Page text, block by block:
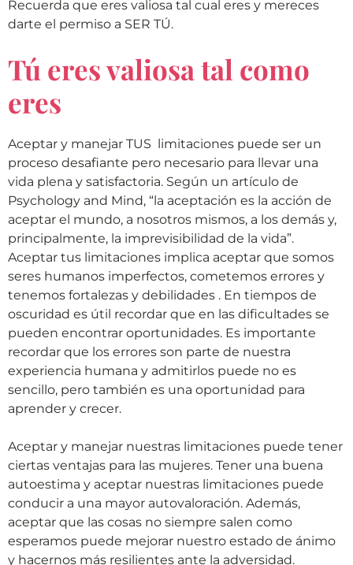
Recuerda que eres valiosa tal cual eres y mereces
darte el permiso a SER TÚ.
Tú eres valiosa tal como
eres
Aceptar y manejar TUS limitaciones puede ser un
proceso desafiante pero necesario para llevar una
vida plena y satisfactoria. Según un artículo de
Psychology and Mind, “la aceptación es la acción de
aceptar el mundo, a nosotros mismos, a los demás y,
principalmente, la imprevisibilidad de la vida”.
Aceptar tus limitaciones implica aceptar que somos
seres humanos imperfectos, cometemos errores y
tenemos fortalezas y debilidades . En tiempos de
oscuridad es útil recordar que en las dificultades se
pueden encontrar oportunidades. Es importante
recordar que los errores son parte de nuestra
experiencia humana y admitirlos puede no es
sencillo, pero también es una oportunidad para
aprender y crecer.
Aceptar y manejar nuestras limitaciones puede tener
ciertas ventajas para las mujeres. Tener una buena
autoestima y aceptar nuestras limitaciones puede
conducir a una mayor autovaloración. Además,
aceptar que las cosas no siempre salen como
esperamos puede mejorar nuestro estado de ánimo
y hacernos más resilientes ante la adversidad.